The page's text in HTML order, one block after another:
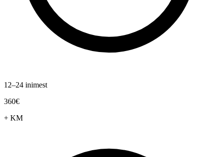
12–24 inimest
360€
+ KM